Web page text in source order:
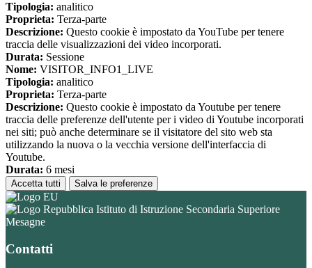
Tipologia: analitico
Proprieta: Terza-parte
Descrizione: Questo cookie è impostato da YouTube per tenere
traccia delle visualizzazioni dei video incorporati.
Durata: Sessione
Nome: VISITOR_INFO1_LIVE
Tipologia: analitico
Proprieta: Terza-parte
Descrizione: Questo cookie è impostato da Youtube per tenere
traccia delle preferenze dell'utente per i video di Youtube incorporati
nei siti; può anche determinare se il visitatore del sito web sta
utilizzando la nuova o la vecchia versione dell'interfaccia di
Youtube.
Durata: 6 mesi
Accetta tutti Salva le preferenze
Istituto di Istruzione Secondaria Superiore
Mesagne
Contatti